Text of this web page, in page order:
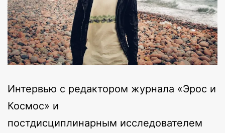
Интервью с редактором журнала «Эрос и
Космос» и
постдисциплинарным исследователем